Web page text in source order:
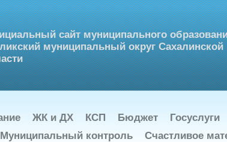
сайт муниципального
муниципальный округ Сахалинской
ЖК и ДХ КСП Бюджет Госуслуги
Муниципальный контроль Счастливое